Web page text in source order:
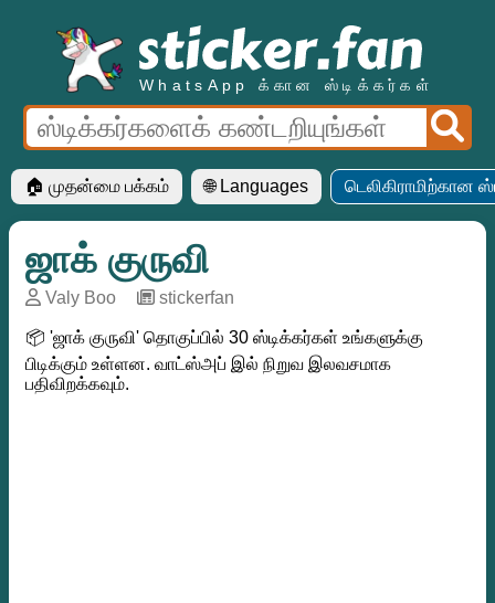
WhatsApp க்கான ஸ்டிக்கர்கள்
🏠 முதன்மை பக்கம் 🌐 Languages டெலிகிராமிற்கான
ஜாக் குருவி
Valy Boo stickerfan
📦 'ஜாக் குருவி' தொகுப்பில் 30 ஸ்டிக்கர்கள் உங்களுக்கு
பிடிக்கும் உள்ளன. வாட்ஸ்அப் இல் நிறுவ இலவசமாக
பதிவிறக்கவும்.